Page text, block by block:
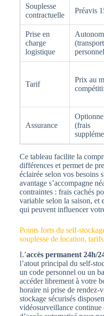
Souplesse
contractuelle
Préavis
Prise en
charge
logistique
(transport
Tarif
Prix au
Assurance
(frais
Ce tableau facilite la
différences et permet de
éclairée selon vos besoins
avantage s’accompagne
contraintes : frais cachés
variable selon la saison, et
qui peuvent influencer
Points forts du self-
souplesse de location,
L’accès permanent 24h/
l’atout principal du self-
un code personnel ou un
accéder librement à votre
horaire ni prise de rendez-
stockage sécurisés
vidéosurveillance continue